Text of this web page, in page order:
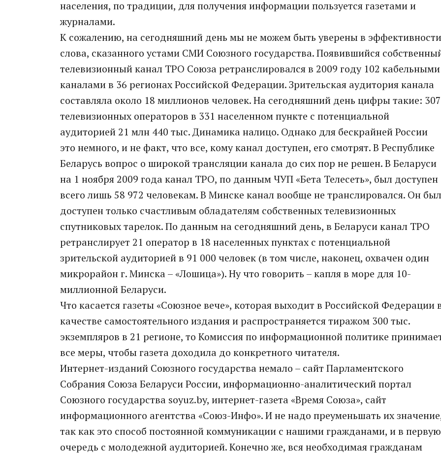
населения, по традиции, для получения информации пользуется газетами и
журналами.
К сожалению, на сегодняшний день мы не можем быть уверены в эффективности
слова, сказанного устами СМИ Союзного государства. Появившийся
телевизионный канал ТРО Союза ретранслировался в 2009 году 102 кабельными
каналами в 36 регионах Российской Федерации. Зрительская аудитория канала
составляла около 18 миллионов человек. На сегодняшний день цифры такие: 307
телевизионных операторов в 331 населенном пункте с потенциальной
аудиторией 21 млн 440 тыс. Динамика налицо. Однако для бескрайней России
это немного, и не факт, что все, кому канал доступен, его смотрят. В Республике
Беларусь вопрос о широкой трансляции канала до сих пор не решен. В Беларуси
на 1 ноября 2009 года канал ТРО, по данным ЧУП «Бета Телесеть», был доступен
всего лишь 58 972 человекам. В Минске канал вообще не транслировался. Он был
доступен только счастливым обладателям собственных телевизионных
спутниковых тарелок. По данным на сегодняшний день, в Беларуси канал ТРО
ретранслирует 21 оператор в 18 населенных пунктах с потенциальной
зрительской аудиторией в 91 000 человек (в том числе, наконец, охвачен один
микрорайон г. Минска – «Лошица»). Ну что говорить – капля в море для 10-
миллионной Беларуси.
Что касается газеты «Союзное вече», которая выходит в Российской Федерации
качестве самостоятельного издания и распространяется тиражом 300 тыс.
экземпляров в 21 регионе, то Комиссия по информационной политике
все меры, чтобы газета доходила до конкретного читателя.
Интернет-изданий Союзного государства немало – сайт Парламентского
Собрания Союза Беларуси России, информационно-аналитический портал
Союзного государства soyuz.by, интернет-газета «Время Союза», сайт
информационного агентства «Союз-Инфо». И не надо преуменьшать их
так как это способ постоянной коммуникации с нашими гражданами, и в первую
очередь с молодежной аудиторией. Конечно же, вся необходимая гражданам